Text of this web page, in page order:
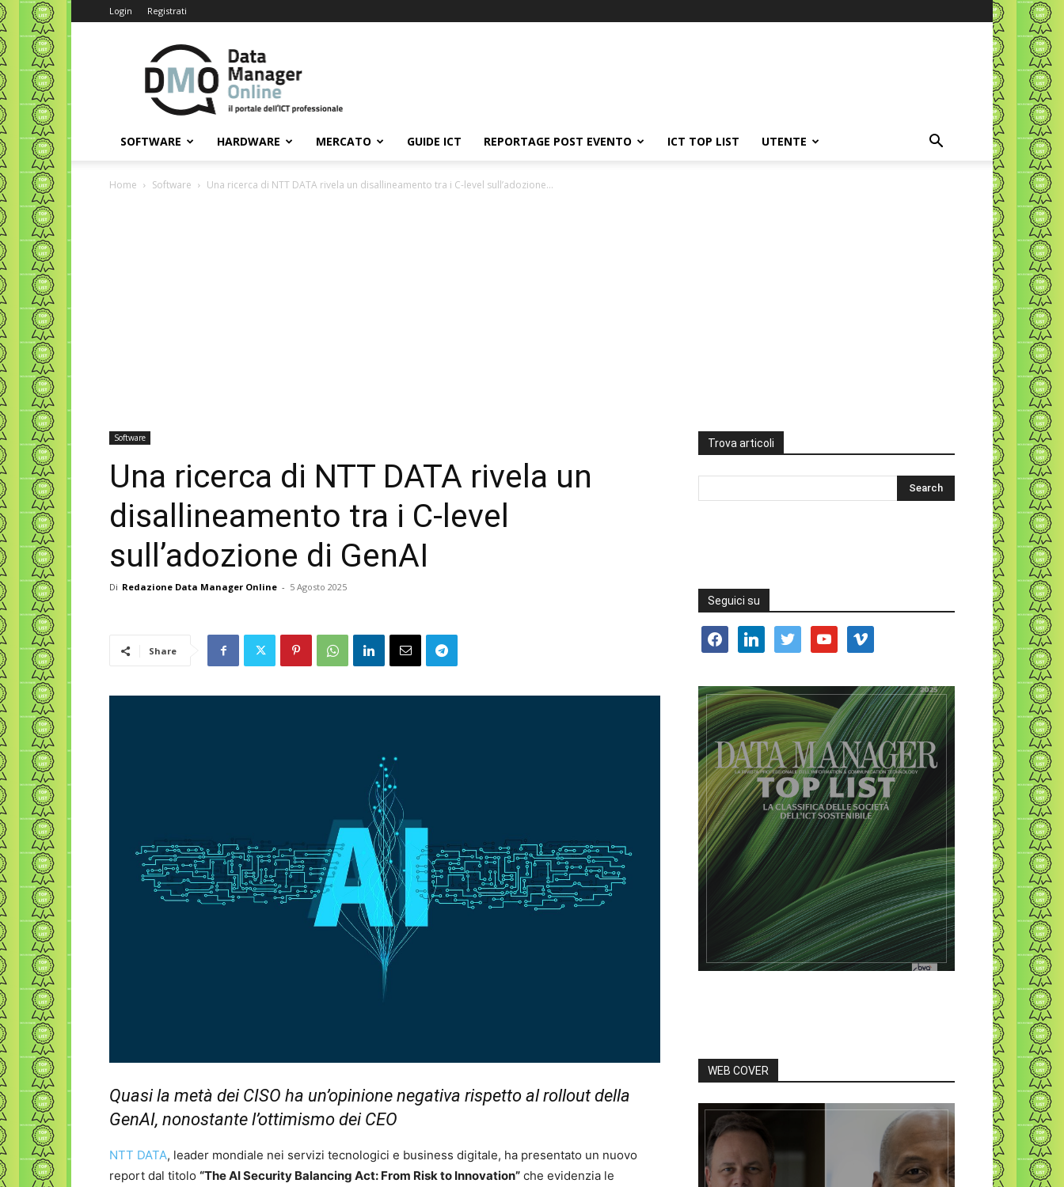
Login Registrati
Data
Manager
Online
SOFTWARE HARDWARE MERCATO GUIDE ICT REPORTAGE POST EVENTO ICT TOP LIST UTENTE
Home Software Una ricerca di NTT DATA rivela un disallineamento tra i C-level sull’adozione...
Software
Una ricerca di NTT DATA rivela un
disallineamento tra i C-level
sull’adozione di GenAI
Di Redazione Data Manager Online - 5 Agosto 2025
Share
Quasi la metà dei CISO ha un’opinione negativa rispetto al rollout della
GenAI, nonostante l’ottimismo dei CEO
NTT DATA, leader mondiale nei servizi tecnologici e business digitale, ha presentato un nuovo
report dal titolo “The AI Security Balancing Act: From Risk to Innovation” che evidenzia le
Trova articoli
Seguici su
facebooklinkedin twitter youtube vimeo
WEB COVER